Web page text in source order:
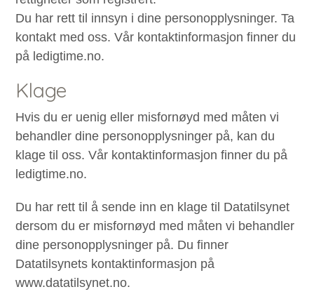
Du har rett til innsyn i dine personopplysninger. Ta
kontakt med oss. Vår kontaktinformasjon finner du
på ledigtime.no.
Klage
Hvis du er uenig eller misfornøyd med måten vi
behandler dine personopplysninger på, kan du
klage til oss. Vår kontaktinformasjon finner du på
ledigtime.no.
Du har rett til å sende inn en klage til Datatilsynet
dersom du er misfornøyd med måten vi behandler
dine personopplysninger på. Du finner
Datatilsynets kontaktinformasjon på
www.datatilsynet.no.